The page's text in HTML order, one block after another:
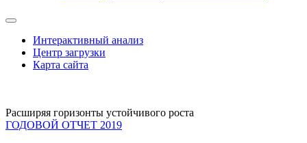
Интерактивный анализ
Центр загрузки
Карта сайта
Расширяя горизонты устойчивого роста
ГОДОВОЙ ОТЧЕТ 2019